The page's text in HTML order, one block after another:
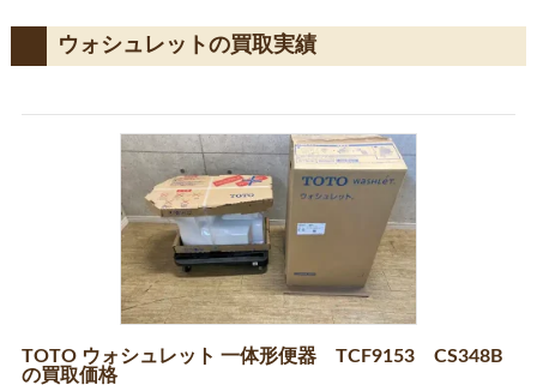
ウォシュレットの買取実績
TOTO ウォシュレット 一体形便器 TCF9153 CS348B
の買取価格